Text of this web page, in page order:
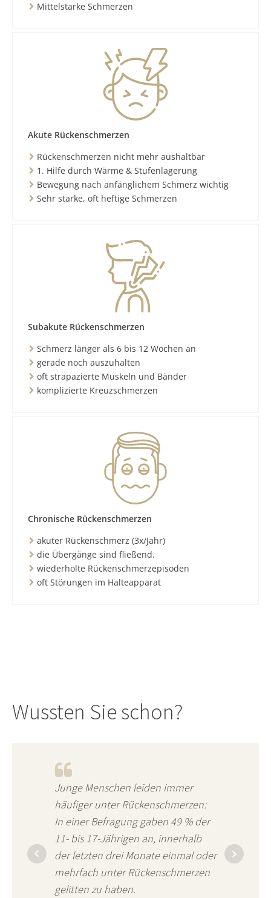
Mittelstarke Schmerzen
Akute Rückenschmerzen
Rückenschmerzen nicht mehr aushaltbar
1. Hilfe durch Wärme & Stufenlagerung
Bewegung nach anfänglichem Schmerz wichtig
Sehr starke, oft heftige Schmerzen
Subakute Rückenschmerzen
Schmerz länger als 6 bis 12 Wochen an
gerade noch auszuhalten
oft strapazierte Muskeln und Bänder
komplizierte Kreuzschmerzen
Chronische Rückenschmerzen
akuter Rückenschmerz (3x/Jahr)
die Übergänge sind fließend.
wiederholte Rückenschmerzepisoden
oft Störungen im Halteapparat
Wussten Sie schon?
Junge Menschen leiden immer
häufiger unter Rückenschmerzen:
In einer Befragung gaben 49 % der
11- bis 17-Jährigen an, innerhalb
der letzten drei Monate einmal oder
mehrfach unter Rückenschmerzen
gelitten zu haben.